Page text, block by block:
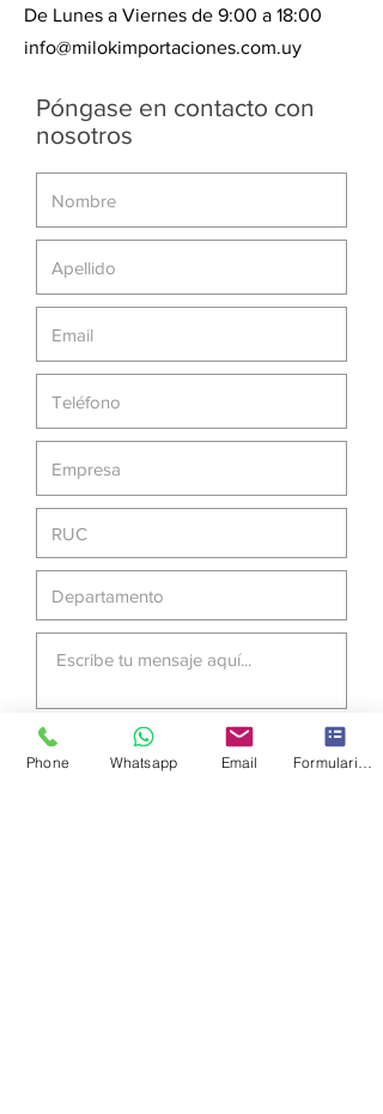
De Lunes a Viernes de 9:00 a 18:00
info@milokimportaciones.com.uy
Póngase en contacto con
nosotros
Enviar
Phone Whatsapp Email